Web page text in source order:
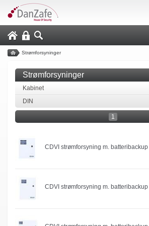
Strømforsyninger
Strømforsyninger
Kabinet
DIN
1
CDVI strømforsyning m.
CDVI strømforsyning m.